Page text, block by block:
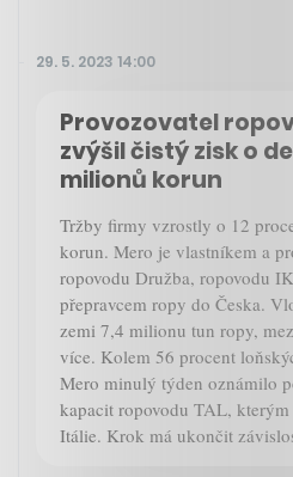
29. 5. 2023 14:00
Provozovatel
zvýšil čistý zisk o
milionů korun
Tržby firmy vzrostly o 12
korun. Mero je vlastníkem a
ropovodu Družba, ropovodu
přepravcem ropy do Česka.
zemi 7,4 milionu tun ropy,
více. Kolem 56 procent
Mero minulý týden oznámilo
kapacit ropovodu TAL, kterým
Itálie. Krok má ukončit